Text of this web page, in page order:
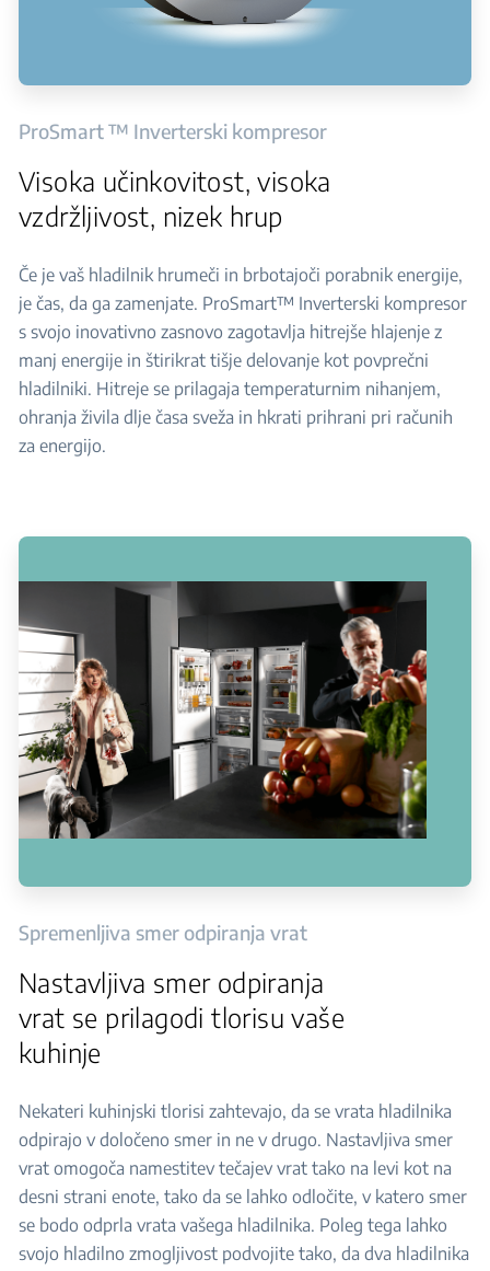
ProSmart ™ Inverterski kompresor
Visoka učinkovitost, visoka
vzdržljivost, nizek hrup
Če je vaš hladilnik hrumeči in brbotajoči porabnik energije,
je čas, da ga zamenjate. ProSmart™ Inverterski kompresor
s svojo inovativno zasnovo zagotavlja hitrejše hlajenje z
manj energije in štirikrat tišje delovanje kot povprečni
hladilniki. Hitreje se prilagaja temperaturnim nihanjem,
ohranja živila dlje časa sveža in hkrati prihrani pri računih
za energijo.
Spremenljiva smer odpiranja vrat
Nastavljiva smer odpiranja
vrat se prilagodi tlorisu vaše
kuhinje
Nekateri kuhinjski tlorisi zahtevajo, da se vrata hladilnika
odpirajo v določeno smer in ne v drugo. Nastavljiva smer
vrat omogoča namestitev tečajev vrat tako na levi kot na
desni strani enote, tako da se lahko odločite, v katero smer
se bodo odprla vrata vašega hladilnika. Poleg tega lahko
svojo hladilno zmogljivost podvojite tako, da dva hladilnika